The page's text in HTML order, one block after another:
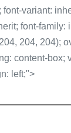
variant:
font-family:
204, 204);
content-box;
left;">